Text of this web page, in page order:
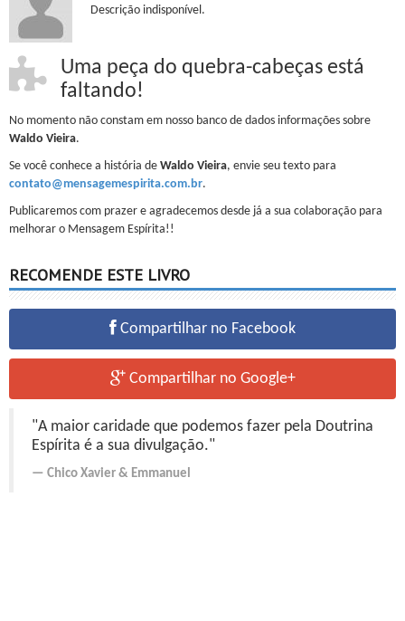
Descrição indisponível.
Uma peça do quebra-cabeças está
faltando!
No momento não constam em nosso banco de dados informações sobre
Waldo Vieira.
Se você conhece a história de Waldo Vieira, envie seu texto para
contato@mensagemespirita.com.br.
Publicaremos com prazer e agradecemos desde já a sua colaboração para
melhorar o Mensagem Espírita!!
RECOMENDE ESTE LIVRO
Compartilhar no Facebook
Compartilhar no Google+
"A maior caridade que podemos fazer pela Doutrina
Espírita é a sua divulgação."
Chico Xavier & Emmanuel